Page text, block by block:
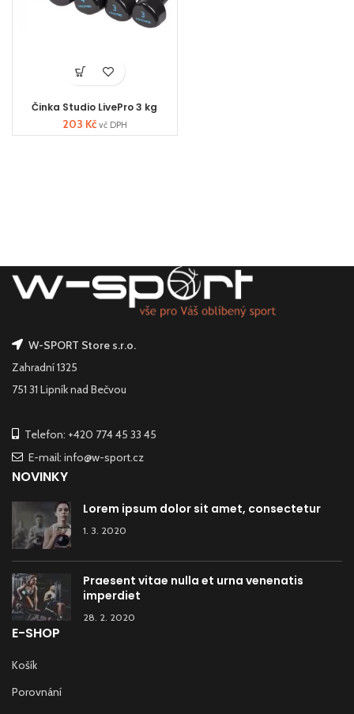
Činka Studio LivePro 3 kg
203 Kč vč DPH
W-SPORT Store s.r.o.
Zahradní 1325
751 31 Lipník nad Bečvou
Telefon: +420 774 45 33 45
E-mail: info@w-sport.cz
NOVINKY
Lorem ipsum dolor sit amet, consectetur
1. 3. 2020
Praesent vitae nulla et urna venenatis
imperdiet
28. 2. 2020
E-SHOP
Košík
Porovnání